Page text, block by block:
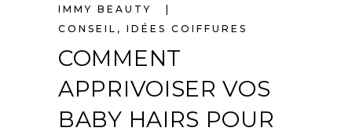
IMMY BEAUTY
CONSEIL , IDÉES COIFFURES
COMMENT
APPRIVOISER VOS
BABY HAIRS POUR